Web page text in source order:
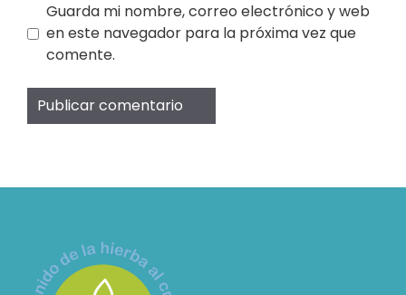
Guarda mi nombre, correo electrónico y web
en este navegador para la próxima vez que
comente.